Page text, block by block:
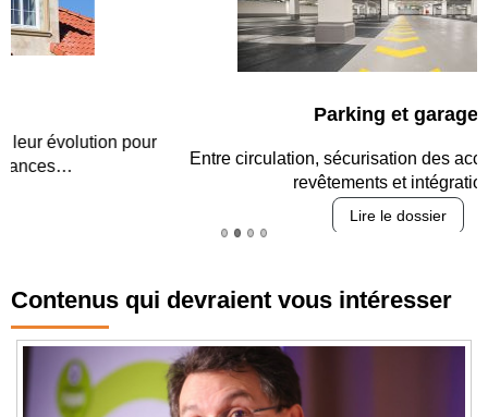
Parking et garages
Entre circulation, sécurisation des accès, durabilité des
revêtements et intégration…
Contenus qui devraient vous intéresser